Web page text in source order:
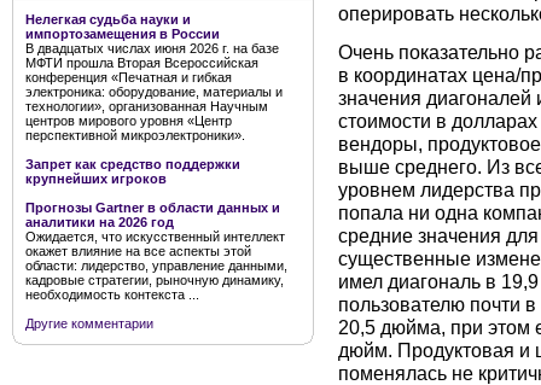
Нелегкая судьба науки и
импортозамещения в России
В двадцатых числах июня 2026 г. на базе
МФТИ прошла Вторая Всероссийская
конференция «Печатная и гибкая
электроника: оборудование, материалы и
технологии», организованная Научным
центров мирового уровня «Центр
перспективной микроэлектроники».
Запрет как средство поддержки
крупнейших игроков
Прогнозы Gartner в области данных и
аналитики на 2026 год
Ожидается, что искусственный интеллект
окажет влияние на все аспекты этой
области: лидерство, управление данными,
кадровые стратегии, рыночную динамику,
необходимость контекста ...
Другие комментарии
оперировать
Очень показательно
в координатах цена/
значения диагоналей
стоимости в
вендоры,
выше среднего. Из
уровнем лидерства
попала ни одна
средние значения
существенные
имел диагональ в
пользователю почти
20,5 дюйма, при этом
дюйм. Продуктовая и
поменялась не